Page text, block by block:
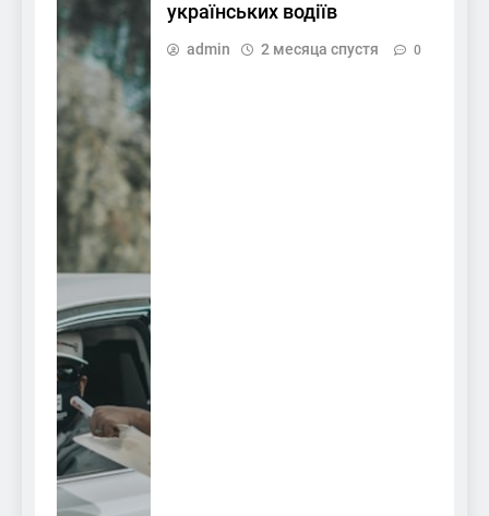
українських водіїв
admin 2 месяца спустя 0